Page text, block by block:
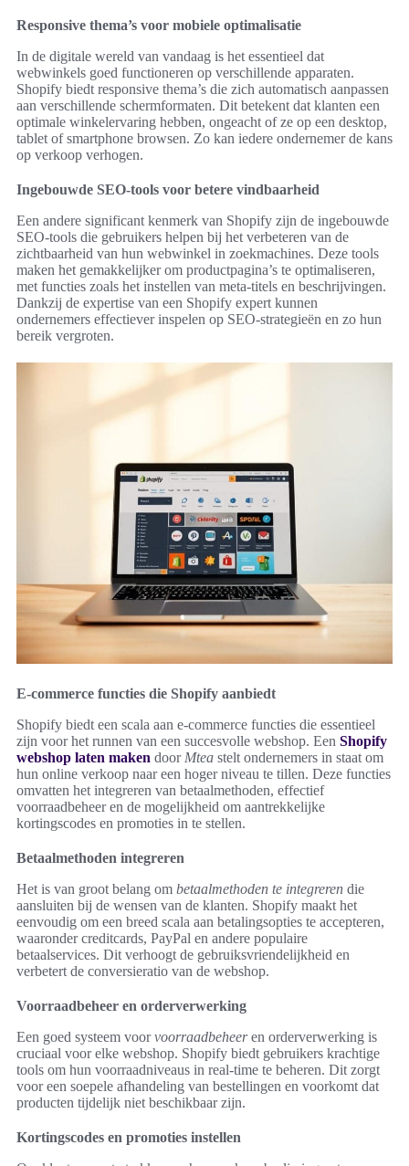
Responsive thema’s voor mobiele optimalisatie
In de digitale wereld van vandaag is het essentieel dat
webwinkels goed functioneren op verschillende apparaten.
Shopify biedt responsive thema’s die zich automatisch aanpassen
aan verschillende schermformaten. Dit betekent dat klanten een
optimale winkelervaring hebben, ongeacht of ze op een desktop,
tablet of smartphone browsen. Zo kan iedere ondernemer de kans
op verkoop verhogen.
Ingebouwde SEO-tools voor betere vindbaarheid
Een andere significant kenmerk van Shopify zijn de ingebouwde
SEO-tools die gebruikers helpen bij het verbeteren van de
zichtbaarheid van hun webwinkel in zoekmachines. Deze tools
maken het gemakkelijker om productpagina’s te optimaliseren,
met functies zoals het instellen van meta-titels en beschrijvingen.
Dankzij de expertise van een Shopify expert kunnen
ondernemers effectiever inspelen op SEO-strategieën en zo hun
bereik vergroten.
E-commerce functies die Shopify aanbiedt
Shopify biedt een scala aan e-commerce functies die essentieel
zijn voor het runnen van een succesvolle webshop. Een Shopify
webshop laten maken doorMtea stelt ondernemers in staat om
hun online verkoop naar een hoger niveau te tillen. Deze functies
omvatten het integreren van betaalmethoden, effectief
voorraadbeheer en de mogelijkheid om aantrekkelijke
kortingscodes en promoties in te stellen.
Betaalmethoden integreren
Het is van groot belang om betaalmethoden te integreren die
aansluiten bij de wensen van de klanten. Shopify maakt het
eenvoudig om een breed scala aan betalingsopties te accepteren,
waaronder creditcards, PayPal en andere populaire
betaalservices. Dit verhoogt de gebruiksvriendelijkheid en
verbetert de conversieratio van de webshop.
Voorraadbeheer en orderverwerking
Een goed systeem voorvoorraadbeheeren orderverwerking is
cruciaal voor elke webshop. Shopify biedt gebruikers krachtige
tools om hun voorraadniveaus in real-time te beheren. Dit zorgt
voor een soepele afhandeling van bestellingen en voorkomt dat
producten tijdelijk niet beschikbaar zijn.
Kortingscodes en promoties instellen